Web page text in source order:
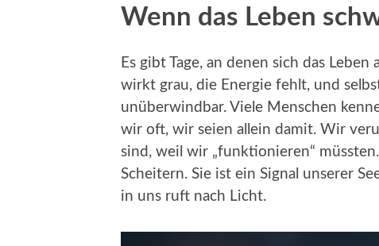
Wenn das Leben
Es gibt Tage, an denen sich das
wirkt grau, die Energie fehlt, und
unüberwindbar. Viele Menschen
wir oft, wir seien allein damit. Wir
sind, weil wir „funktionieren“
Scheitern. Sie ist ein Signal unserer
in uns ruft nach Licht.